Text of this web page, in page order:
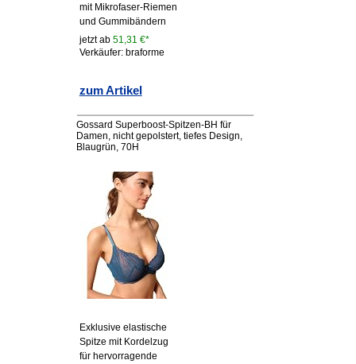
mit Mikrofaser-Riemen
und Gummibändern
jetzt ab 51,31 €*
Verkäufer: braforme
zum Artikel
Gossard Superboost-Spitzen-BH für
Damen, nicht gepolstert, tiefes Design,
Blaugrün, 70H
Exklusive elastische
Spitze mit Kordelzug
für hervorragende